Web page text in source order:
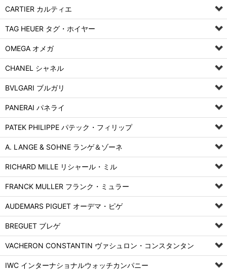
CARTIER カルティエ
TAG HEUER タグ・ホイヤー
OMEGA オメガ
CHANEL シャネル
BVLGARI ブルガリ
PANERAI パネライ
PATEK PHILIPPE パテック・フィリップ
A. LANGE & SOHNE ランゲ＆ゾーネ
RICHARD MILLE リシャール・ミル
FRANCK MULLER フランク・ミュラー
AUDEMARS PIGUET オーデマ・ピゲ
BREGUET ブレゲ
VACHERON CONSTANTIN ヴァシュロン・コンスタンタン
IWC インターナショナルウォッチカンパニー